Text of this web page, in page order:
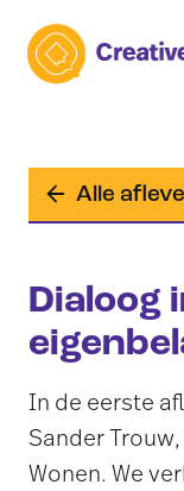
Alle
Dialoog
In de eerste
Sander
Wonen. We